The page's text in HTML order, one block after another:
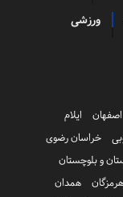
ورزشی
اصفهان
ایلام
خراسان رضوی
و بلوچستان
هرمزگان
همدان